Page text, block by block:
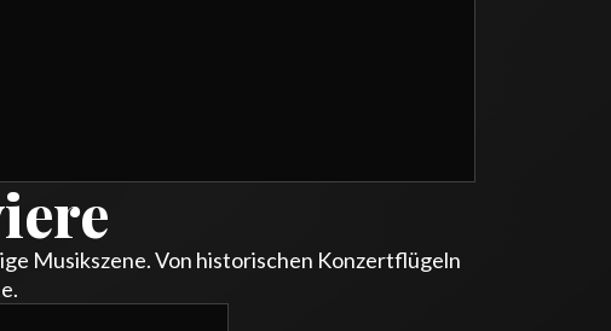
Musikszene. Von historischen Konzertflügeln